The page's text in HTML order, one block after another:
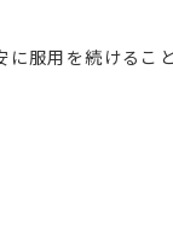
服用を続けるこ